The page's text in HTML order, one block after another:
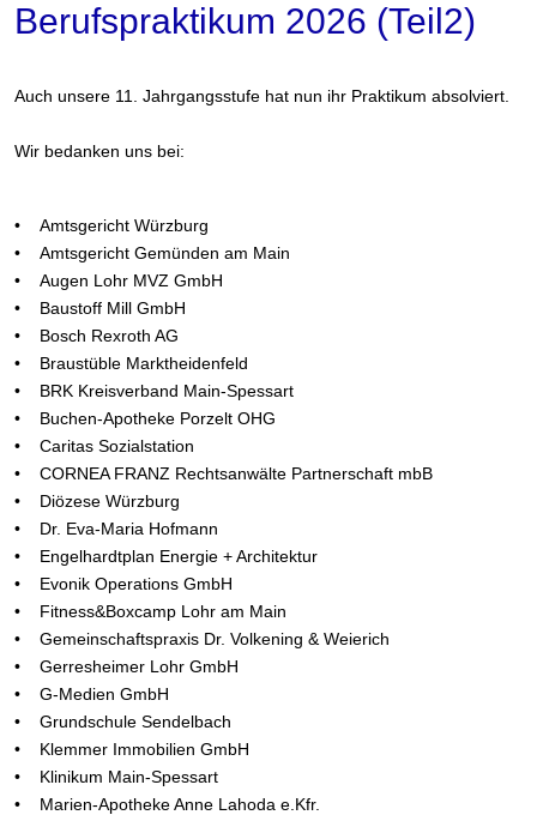
Berufspraktikum 2026 (Teil2)
Auch unsere 11. Jahrgangsstufe hat nun ihr Praktikum absolviert.
Wir bedanken uns bei:
• Amtsgericht Würzburg
• Amtsgericht Gemünden am Main
• Augen Lohr MVZ GmbH
• Baustoff Mill GmbH
• Bosch Rexroth AG
• Braustüble Marktheidenfeld
• BRK Kreisverband Main-Spessart
• Buchen-Apotheke Porzelt OHG
• Caritas Sozialstation
• CORNEA FRANZ Rechtsanwälte Partnerschaft mbB
• Diözese Würzburg
• Dr. Eva-Maria Hofmann
• Engelhardtplan Energie + Architektur
• Evonik Operations GmbH
• Fitness&Boxcamp Lohr am Main
• Gemeinschaftspraxis Dr. Volkening & Weierich
• Gerresheimer Lohr GmbH
• G-Medien GmbH
• Grundschule Sendelbach
• Klemmer Immobilien GmbH
• Klinikum Main-Spessart
• Marien-Apotheke Anne Lahoda e.Kfr.